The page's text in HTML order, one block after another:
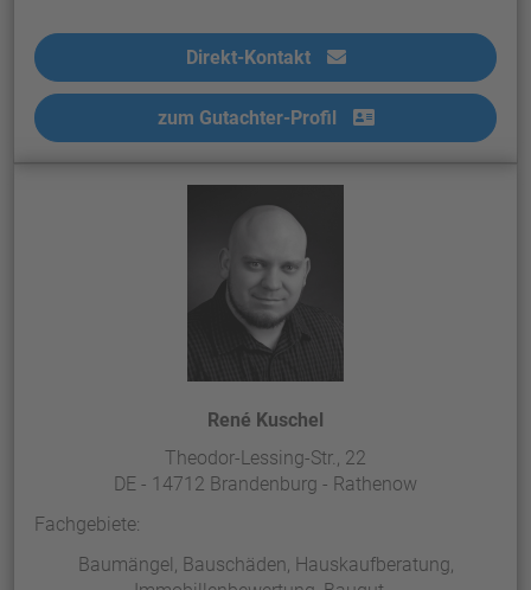
Direkt-Kontakt
zum Gutachter-Profil
René Kuschel
Theodor-Lessing-Str., 22
DE - 14712 Brandenburg - Rathenow
Fachgebiete:
Baumängel, Bauschäden, Hauskaufberatung,